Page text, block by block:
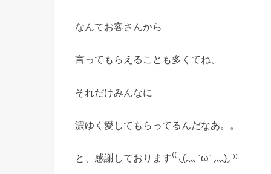
なんてお客さんから
言ってもらえることも多くてね、
それだけみんなに
濃ゆく愛してもらってるんだなあ。。
と、感謝しております⁽⁽ ◟(灬 ˊωˋ 灬)◞ ⁾⁾